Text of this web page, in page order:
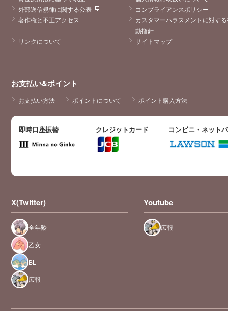
外部送信規律に関する公表
コンプライアンスポリシー
著作権と不正アクセス
カスタマーハラスメントに対す
動指針
リンクについて
サイトマップ
お支払い&ポイント
お支払い方法 ポイントについて ポイント購入方法
即時口座振替 クレジットカード コンビニ・ネット
X(Twitter)
全年齢
乙女
BL
広報
Youtube
広報